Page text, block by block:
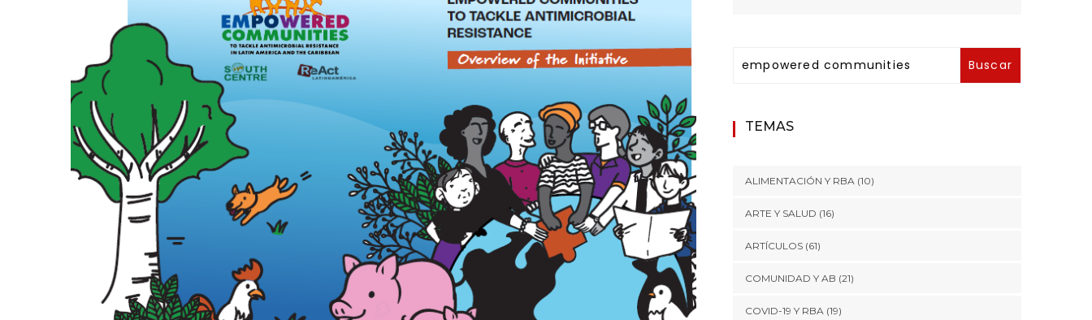
TEMAS
ALIMENTACIÓN Y RBA (10)
ARTE Y SALUD (16)
ARTÍCULOS (61)
COMUNIDAD Y AB (21)
COVID-19 Y RBA (19)